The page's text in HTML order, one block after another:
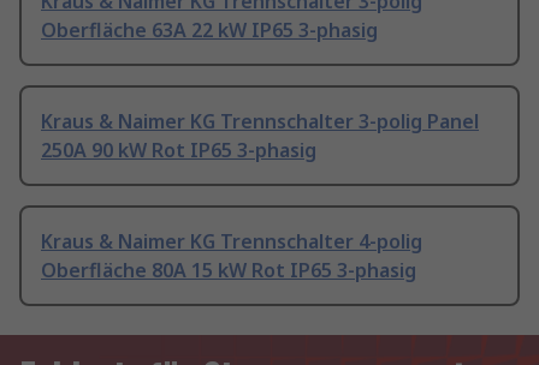
Oberfläche 63A 22 kW IP65 3-phasig
Kraus & Naimer KG Trennschalter 3-polig Panel
250A 90 kW Rot IP65 3-phasig
Kraus & Naimer KG Trennschalter 4-polig
Oberfläche 80A 15 kW Rot IP65 3-phasig